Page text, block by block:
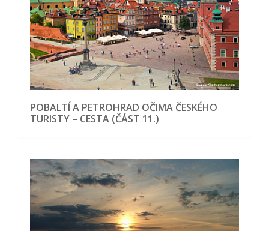
POBALTÍ A PETROHRAD OČIMA ČESKÉHO
TURISTY – CESTA (ČÁST 11.)